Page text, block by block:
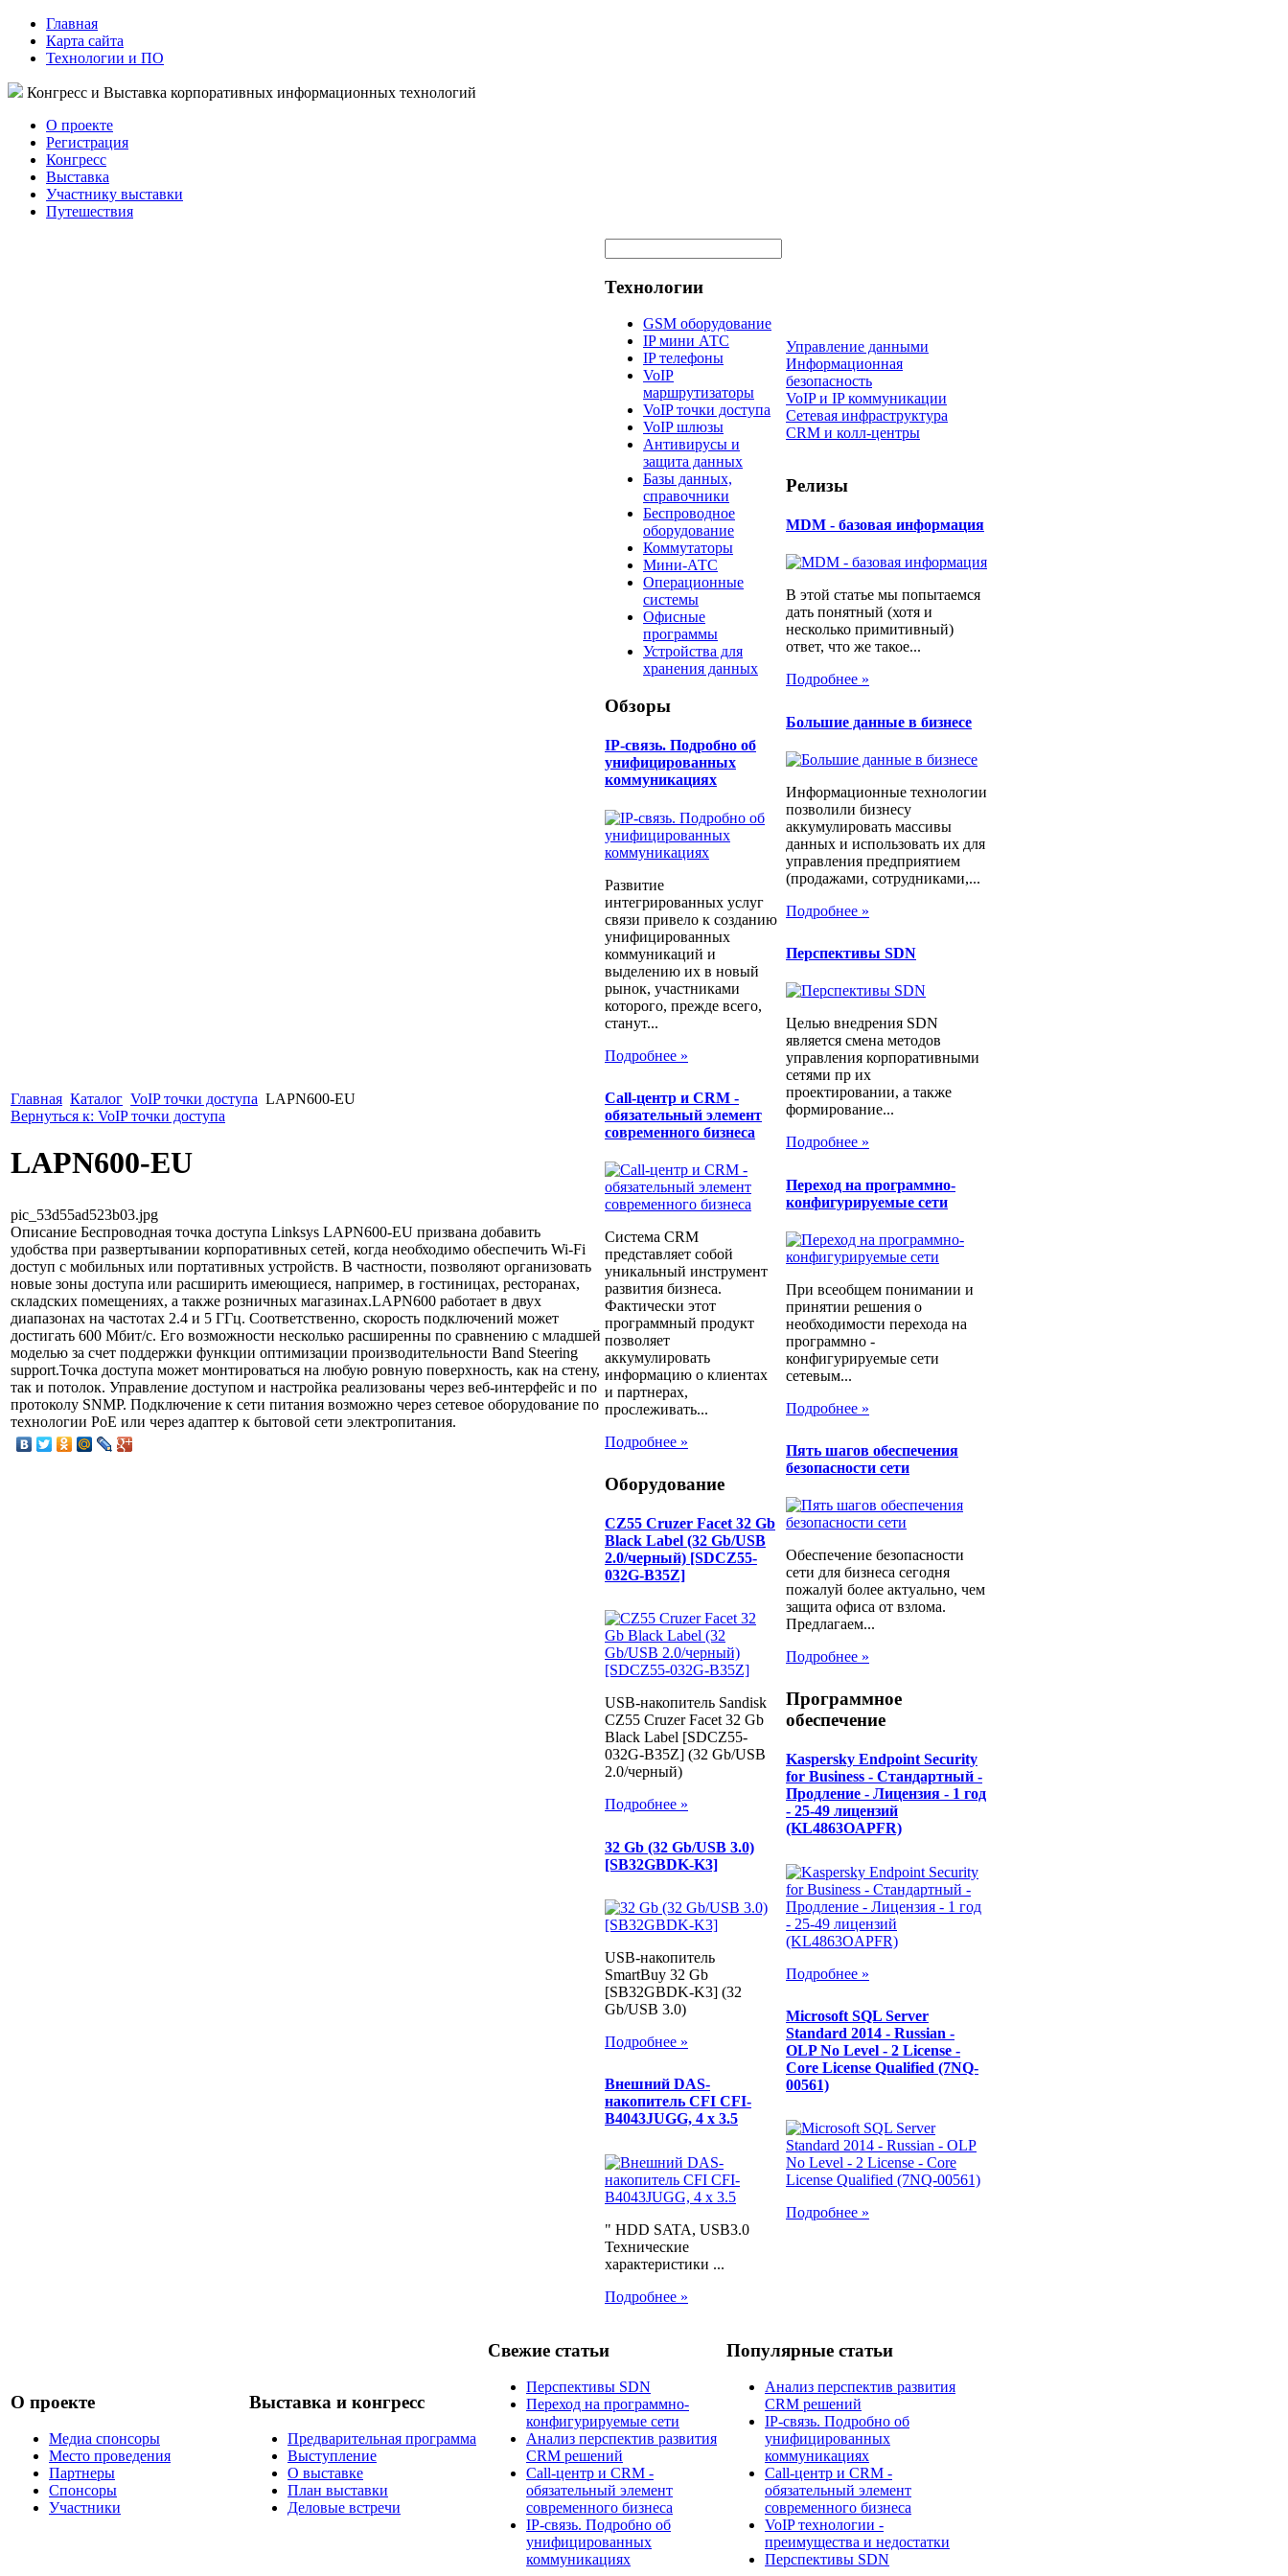
Главная
Карта сайта
Технологии и ПО
Конгресс и Выставка корпоративных информационных технологий
О проекте
Регистрация
Конгресс
Выставка
Участнику выставки
Путешествия
Главная Каталог VoIP точки доступа LAPN600-EU
Вернуться к: VoIP точки доступа
LAPN600-EU
pic_53d55ad523b03.jpg
Описание Беспроводная точка доступа Linksys LAPN600-EU призвана добавить
удобства при развертывании корпоративных сетей, когда необходимо обеспечить Wi-Fi
доступ с мобильных или портативных устройств. В частности, позволяют организовать
новые зоны доступа или расширить имеющиеся, например, в гостиницах, ресторанах,
складских помещениях, а также розничных магазинах.LAPN600 работает в двух
диапазонах на частотах 2.4 и 5 ГГц. Соответственно, скорость подключений может
достигать 600 Мбит/с. Его возможности несколько расширенны по сравнению с младшей
моделью за счет поддержки функции оптимизации производительности Band Steering
support.Точка доступа может монтироваться на любую ровную поверхность, как на стену,
так и потолок. Управление доступом и настройка реализованы через веб-интерфейс и по
протоколу SNMP. Подключение к сети питания возможно через сетевое оборудование по
технологии PoE или через адаптер к бытовой сети электропитания.
Технологии
GSM оборудование
IP мини АТС
IP телефоны
VoIP
маршрутизаторы
VoIP точки доступа
VoIP шлюзы
Антивирусы и
защита данных
Базы данных,
справочники
Беспроводное
оборудование
Коммутаторы
Мини-АТС
Операционные
системы
Офисные
программы
Устройства для
хранения данных
Обзоры
IP-связь. Подробно об
унифицированных
коммуникациях
Развитие
интегрированных услуг
связи привело к созданию
унифицированных
коммуникаций и
выделению их в новый
рынок, участниками
которого, прежде всего,
станут...
Подробнее »
Call-центр и CRM -
обязательный элемент
современного бизнеса
Система CRM
представляет собой
уникальный инструмент
развития бизнеса.
Фактически этот
программный продукт
позволяет
аккумулировать
информацию о клиентах
и партнерах,
прослеживать...
Подробнее »
Оборудование
CZ55 Cruzer Facet 32 Gb
Black Label (32 Gb/USB
2.0/черный) [SDCZ55-
032G-B35Z]
USB-накопитель Sandisk
CZ55 Cruzer Facet 32 Gb
Black Label [SDCZ55-
032G-B35Z] (32 Gb/USB
2.0/черный)
Подробнее »
32 Gb (32 Gb/USB 3.0)
[SB32GBDK-K3]
USB-накопитель
SmartBuy 32 Gb
[SB32GBDK-K3] (32
Gb/USB 3.0)
Подробнее »
Внешний DAS-
накопитель CFI CFI-
B4043JUGG, 4 x 3.5
" HDD SATA, USB3.0
Технические
характеристики ...
Подробнее »
Управление данными
Информационная
безопасность
VoIP и IP коммуникации
Сетевая инфраструктура
CRM и колл-центры
Релизы
MDM - базовая информация
В этой статье мы попытаемся
дать понятный (хотя и
несколько примитивный)
ответ, что же такое...
Подробнее »
Большие данные в бизнесе
Информационные технологии
позволили бизнесу
аккумулировать массивы
данных и использовать их для
управления предприятием
(продажами, сотрудниками,...
Подробнее »
Перспективы SDN
Целью внедрения SDN
является смена методов
управления корпоративными
сетями пр их
проектировании, а также
формирование...
Подробнее »
Переход на программно-
конфигурируемые сети
При всеобщем понимании и
принятии решения о
необходимости перехода на
программно -
конфигурируемые сети
сетевым...
Подробнее »
Пять шагов обеспечения
безопасности сети
Обеспечение безопасности
сети для бизнеса сегодня
пожалуй более актуально, чем
защита офиса от взлома.
Предлагаем...
Подробнее »
Программное
обеспечение
Kaspersky Endpoint Security
for Business - Стандартный -
Продление - Лицензия - 1 год
- 25-49 лицензий
(KL4863OAPFR)
Подробнее »
Microsoft SQL Server
Standard 2014 - Russian -
OLP No Level - 2 License -
Core License Qualified (7NQ-
00561)
Подробнее »
О проекте
Медиа спонсоры
Место проведения
Партнеры
Спонсоры
Участники
Выставка и конгресс
Предварительная программа
Выступление
О выставке
План выставки
Деловые встречи
Свежие статьи
Перспективы SDN
Переход на программно-
конфигурируемые сети
Анализ перспектив развития
CRM решений
Call-центр и CRM -
обязательный элемент
современного бизнеса
IP-связь. Подробно об
унифицированных
коммуникациях
Популярные статьи
Анализ перспектив развития
CRM решений
IP-связь. Подробно об
унифицированных
коммуникациях
Call-центр и CRM -
обязательный элемент
современного бизнеса
​VoIP технологии -
преимущества и недостатки
Перспективы SDN